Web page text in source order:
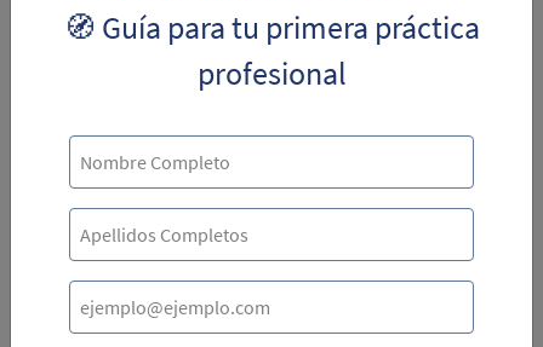
¿Qué va a pasar con la
inflación en Panamá durante
el 2023?
comportamiento de la inflación en América Latina es que
disminuya respecto al 2022, pero no lo suficiente para
🧭 Guía para tu primera práctica
profesional